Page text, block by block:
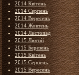
2014 Квітень
2014 Серпень
2014 Вересень
2014 Жовтень
2014 Листопад
2015 Лютий
2015 Березень
2015 Квітень
2015 Серпень
2015 Вересень